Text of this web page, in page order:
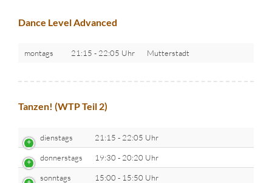
Dance Level Advanced
montags 21:15 - 22:05 Uhr Mutterstadt
Tanzen! (WTP Teil 2)
dienstags 21:15 - 22:05 Uhr
donnerstags 19:30 - 20:20 Uhr
sonntags 15:00 - 15:50 Uhr